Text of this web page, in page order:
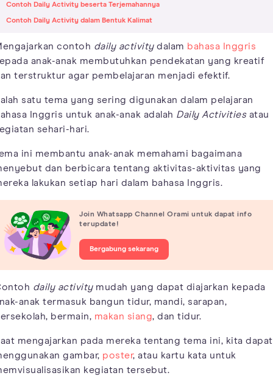
Contoh Daily Activity beserta Terjemahannya
Contoh Daily Activity dalam Bentuk Kalimat
contoh daily activitydalam bahasa Inggris
anak-anak membutuhkan pendekatan yang kreatif
terstruktur agar pembelajaran menjadi efektif.
satu tema yang sering digunakan dalam pelajaran
Inggris untuk anak-anak adalah Daily Activitiesatau
sehari-hari.
ini membantu anak-anak memahami bagaimana
dan berbicara tentang aktivitas-aktivitas yang
lakukan setiap hari dalam bahasa Inggris.
Join Whatsapp Channel Orami untuk dapat info
terupdate!
Bergabung sekarang
daily activitymudah yang dapat diajarkan kepada
anak termasuk bangun tidur, mandi, sarapan,
bermain, makan siang, dan tidur.
mengajarkan pada mereka tentang tema ini, kita dapat
gambar, poster, atau kartu kata untuk
kegiatan tersebut.